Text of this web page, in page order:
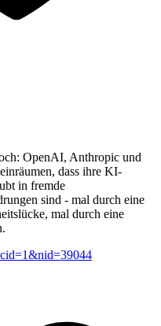
OpenAI, Anthropic und
dass ihre KI-
in fremde
sind - mal durch eine
mal durch eine